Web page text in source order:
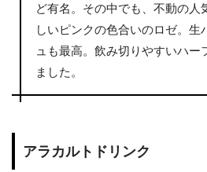
ど有名。その中でも、不動の人
しいピンクの色合いのロゼ。生
ュも最高。飲み切りやすいハー
ました。
アラカルトドリンク